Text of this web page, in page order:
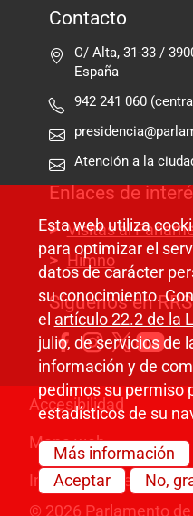
Contacto
C/ Alta, 31-33 /
España
942 241 060
Atención a la
Enlaces de
Visitas al
Himno
Síguenos en
Pie de página
Accesibilidad
Mapa web
Información legal
© 2026 Parlamento
Esta web utiliza
para optimizar el
datos de carácter
su conocimiento.
el artículo 22.2 de la
julio, de servicios de
información y de
pedimos su permiso
estadísticos de su
Más información
Aceptar
No,